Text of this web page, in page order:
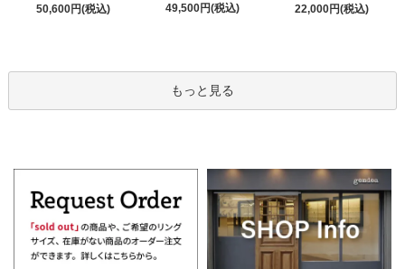
50,600円(税込)
49,500円(税込)
22,000円(税込)
もっと見る